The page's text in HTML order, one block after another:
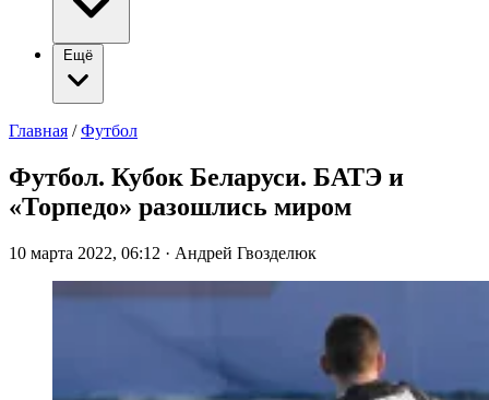
Ещё
Главная / Футбол
Футбол. Кубок Беларуси. БАТЭ и
«Торпедо» разошлись миром
10 марта 2022, 06:12 · Андрей Гвозделюк